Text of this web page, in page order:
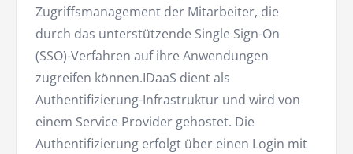
Zugriffsmanagement der Mitarbeiter, die
durch das unterstützende Single Sign-On
(SSO)-Verfahren auf ihre Anwendungen
zugreifen können.IDaaS dient als
Authentifizierung-Infrastruktur und wird von
einem Service Provider gehostet. Die
Authentifizierung erfolgt über einen Login mit